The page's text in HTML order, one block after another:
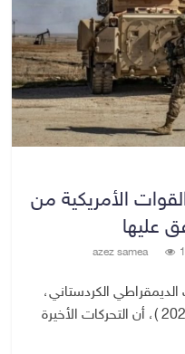
الأمريكية من
عليها
azez samea
الكردستاني،
كفاح محمود، اليوم الثلاثاء ( 4 آب 2026 )، أن التحركات الأخيرة